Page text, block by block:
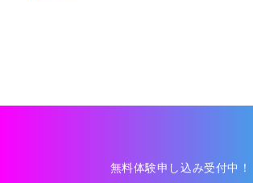
無料体験申し込み受付中！